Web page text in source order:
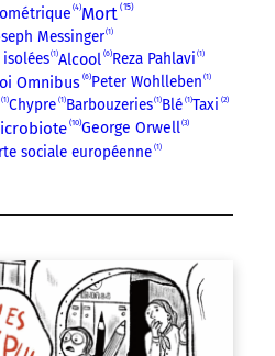
4 Mort 15
Messinger 1
1 Alcool 6 Reza Pahlavi 1
Omnibus 6 Peter Wohlleben 1
1 Chypre 1 Barbouzeries 1 Blé 1 Taxi 2
10 George Orwell 3
sociale européenne 1